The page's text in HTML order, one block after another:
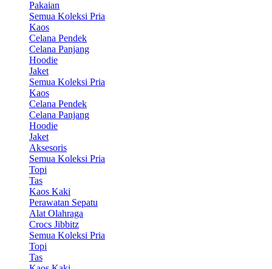
Pakaian
Semua Koleksi Pria
Kaos
Celana Pendek
Celana Panjang
Hoodie
Jaket
Semua Koleksi Pria
Kaos
Celana Pendek
Celana Panjang
Hoodie
Jaket
Aksesoris
Semua Koleksi Pria
Topi
Tas
Kaos Kaki
Perawatan Sepatu
Alat Olahraga
Crocs Jibbitz
Semua Koleksi Pria
Topi
Tas